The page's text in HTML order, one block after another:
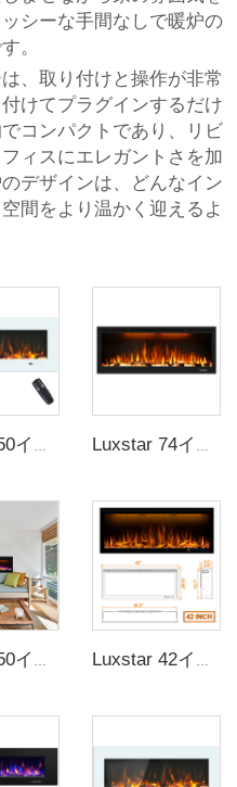
シーな手間なしで暖炉の
。
、取り付けと操作が非常
けてプラグインするだけ
コンパクトであり、リビ
ィスにエレガントさを加
デザインは、どんなイン
間をより温かく迎えるよ
Luxstar 50インチ ホワイトワイドスクリーン家庭用LED技術電気ヒーター Luxstar 74インチ 高品質 3D煙効果暖炉